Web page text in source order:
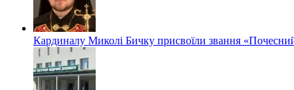
Кардиналу Миколі Бичку присвоїли звання